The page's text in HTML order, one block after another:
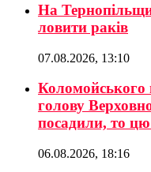
На
ловити раків
07.08.2026, 13:10
голову
посадили, то цю
06.08.2026, 18:16